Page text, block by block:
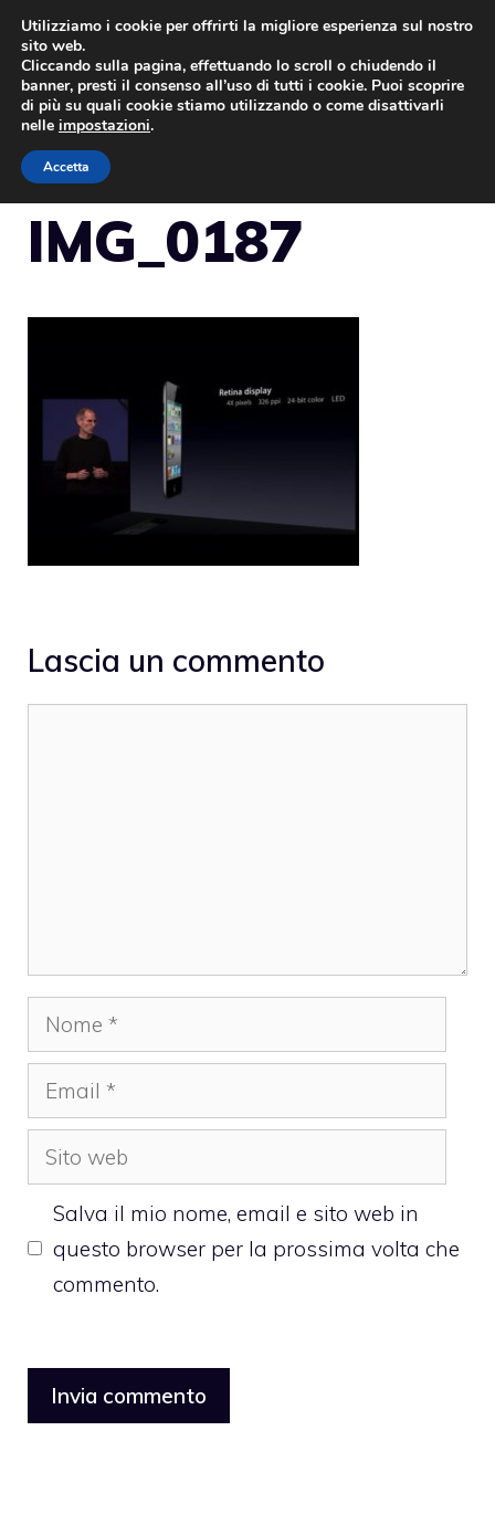
Vai
contenuto
IMG_0187
Lascia un commento
Nome
Email
Sito
web
Salva il mio nome, email e sito web in
questo browser per la prossima volta che
commento.
Utilizziamo i cookie per offrirti la migliore esperienza sul nostro
sito web.
Cliccando sulla pagina, effettuando lo scroll o chiudendo il
banner, presti il consenso all’uso di tutti i cookie. Puoi scoprire
di più su quali cookie stiamo utilizzando o come disattivarli
nelle impostazioni.
Accetta